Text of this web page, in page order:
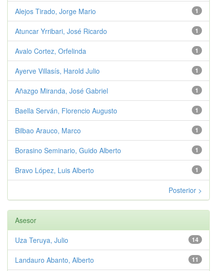
1
Alejos Tirado, Jorge Mario
1
Atuncar Yrribari, José Ricardo
1
Avalo Cortez, Orfelinda
1
Ayerve Villasís, Harold Julio
1
Añazgo Miranda, José Gabriel
1
Baella Serván, Florencio Augusto
1
Bilbao Arauco, Marco
1
Borasino Seminario, Guido Alberto
1
Bravo López, Luis Alberto
Posterior >
Asesor
14
Uza Teruya, Julio
11
Landauro Abanto, Alberto